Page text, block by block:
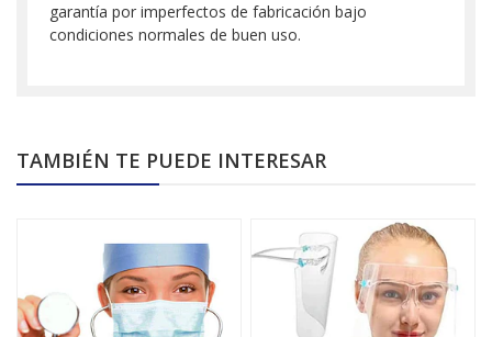
garantía por imperfectos de fabricación bajo
condiciones normales de buen uso.
TAMBIÉN TE PUEDE INTERESAR